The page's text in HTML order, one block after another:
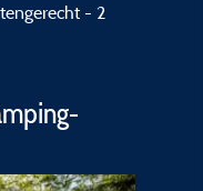
- 2